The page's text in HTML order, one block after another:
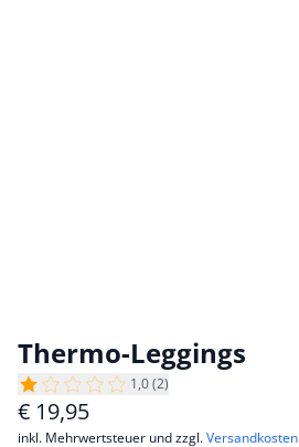
Thermo-Leggings
1,0 (2)
€ 19,95
inkl. Mehrwertsteuer und zzgl.Versandkosten